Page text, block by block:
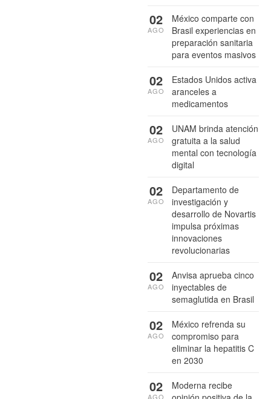
México comparte con
Brasil experiencias en
preparación sanitaria
para eventos masivos
02
AGO
Estados Unidos activa
aranceles a
medicamentos
02
AGO
UNAM brinda atención
gratuita a la salud
mental con tecnología
digital
02
AGO
Departamento de
investigación y
desarrollo de Novartis
impulsa próximas
innovaciones
revolucionarias
02
AGO
Anvisa aprueba cinco
inyectables de
semaglutida en Brasil
02
AGO
México refrenda su
compromiso para
eliminar la hepatitis C
en 2030
02
AGO
Moderna recibe
02
AGO